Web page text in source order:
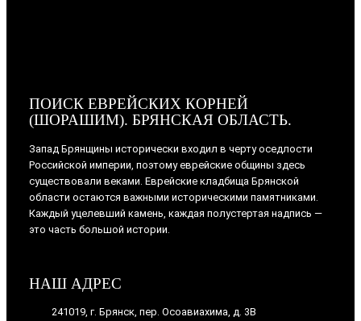
ПОИСК ЕВРЕЙСКИХ КОРНЕЙ
(ШОРАШИМ). БРЯНСКАЯ ОБЛАСТЬ.
Запад Брянщины исторически входил в черту оседлости
Российской империи, поэтому еврейские общины здесь
существовали веками. Еврейские кладбища Брянской
области остаются важными историческими памятниками.
Каждый уцелевший камень, каждая полустертая надпись —
это часть большой истории.
НАШ АДРЕС
241019, г. Брянск, пер. Осоавиахима, д. 3В